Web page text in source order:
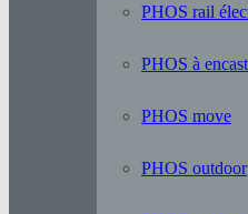
PHOS rail
PHOS à
PHOS move
PHOS outdoor